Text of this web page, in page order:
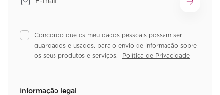
Concordo que os meu dados pessoais possam ser
guardados e usados, para o envio de informação sobre
os seus produtos e serviços.
Política de Privacidade
Informação legal